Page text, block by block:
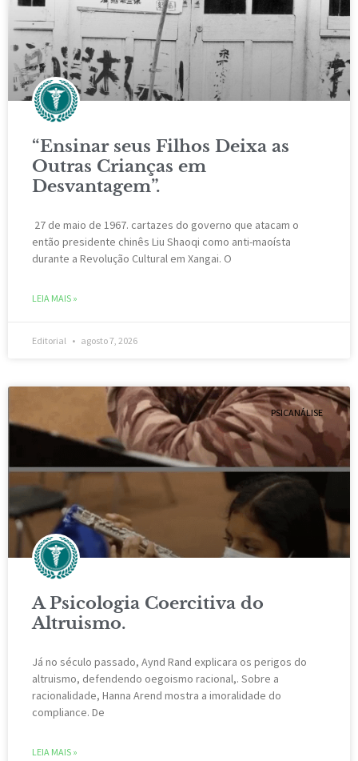
“Ensinar seus Filhos Deixa as
Outras Crianças em
Desvantagem”.
27 de maio de 1967. cartazes do governo que atacam o
então presidente chinês Liu Shaoqi como anti-maoísta
durante a Revolução Cultural em Xangai. O
LEIA MAIS »
Editorial agosto 7, 2026
PSICANÁLISE
A Psicologia Coercitiva do
Altruismo.
Já no século passado, Aynd Rand explicara os perigos do
altruismo, defendendo oegoismo racional,. Sobre a
racionalidade, Hanna Arend mostra a imoralidade do
compliance. De
LEIA MAIS »